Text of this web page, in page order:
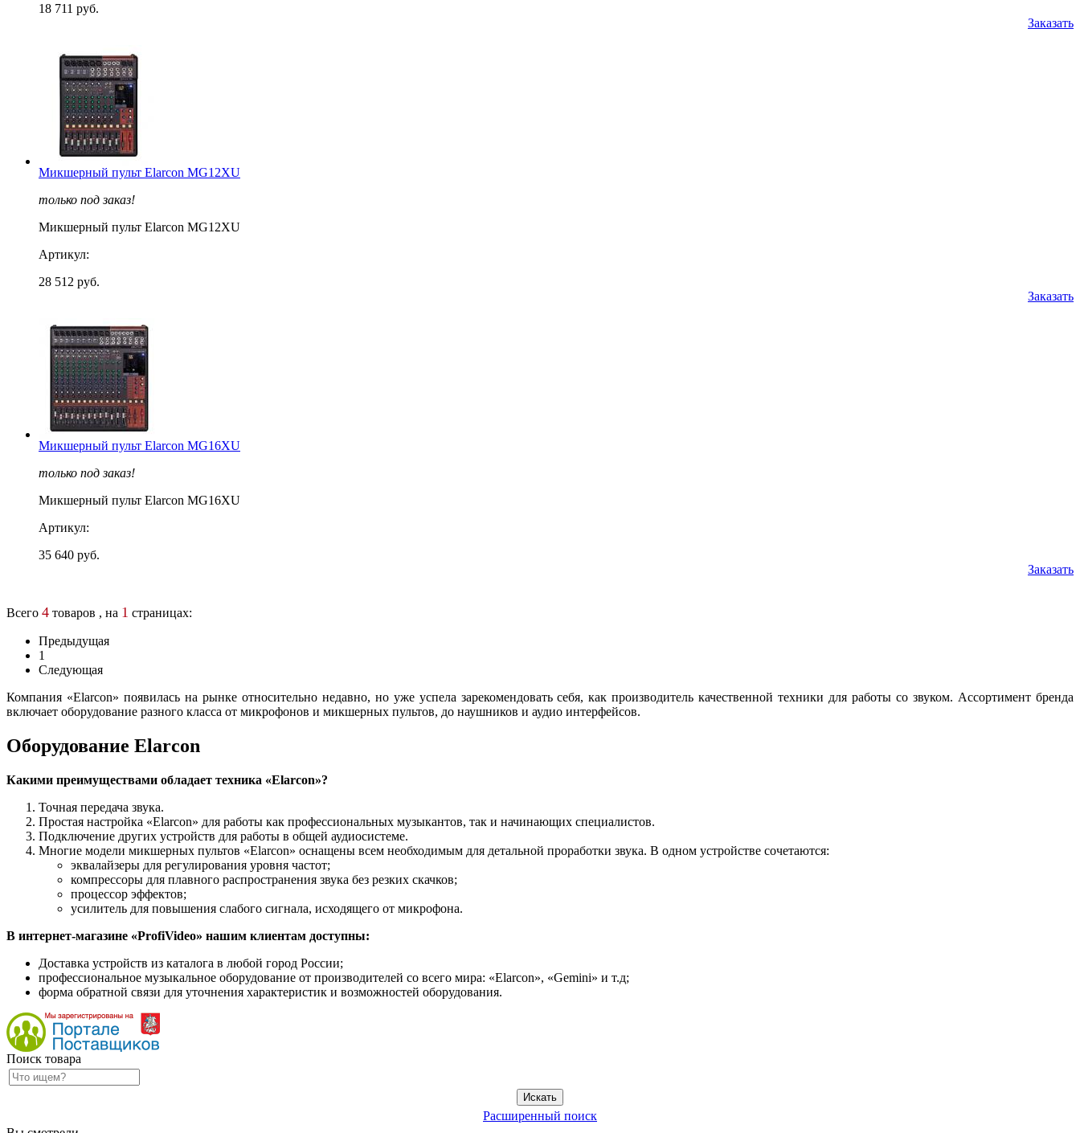
18 711 руб.
Заказать
Микшерный пульт Elarcon MG12XU
только под заказ!
Микшерный пульт Elarcon MG12XU
Артикул:
28 512 руб.
Заказать
Микшерный пульт Elarcon MG16XU
только под заказ!
Микшерный пульт Elarcon MG16XU
Артикул:
35 640 руб.
Заказать
Всего 4 товаров , на 1 страницах:
Предыдущая
1
Следующая
Компания «Elarcon» появилась на рынке относительно недавно, но уже успела зарекомендовать себя, как производитель качественной техники для работы со звуком. Ассортимент бренда
включает оборудование разного класса от микрофонов и микшерных пультов, до наушников и аудио интерфейсов.
Оборудование Elarcon
Какими преимуществами обладает техника «Elarcon»?
Точная передача звука.
Простая настройка «Elarcon» для работы как профессиональных музыкантов, так и начинающих специалистов.
Подключение других устройств для работы в общей аудиосистеме.
Многие модели микшерных пультов «Elarcon» оснащены всем необходимым для детальной проработки звука. В одном устройстве сочетаются:
эквалайзеры для регулирования уровня частот;
компрессоры для плавного распространения звука без резких скачков;
процессор эффектов;
усилитель для повышения слабого сигнала, исходящего от микрофона.
В интернет-магазине «ProfiVideo» нашим клиентам доступны:
Доставка устройств из каталога в любой город России;
профессиональное музыкальное оборудование от производителей со всего мира: «Elarcon», «Gemini» и т.д;
форма обратной связи для уточнения характеристик и возможностей оборудования.
Поиск товара
Расширенный поиск